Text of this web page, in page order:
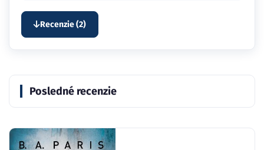
Recenzie (2)
Posledné recenzie